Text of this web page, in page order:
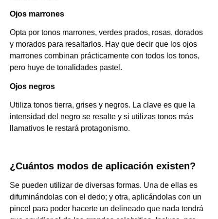
Ojos marrones
Opta por tonos marrones, verdes prados, rosas, dorados
y morados para resaltarlos. Hay que decir que los ojos
marrones combinan prácticamente con todos los tonos,
pero huye de tonalidades pastel.
Ojos negros
Utiliza tonos tierra, grises y negros. La clave es que la
intensidad del negro se resalte y si utilizas tonos más
llamativos le restará protagonismo.
¿Cuántos modos de aplicación existen?
Se pueden utilizar de diversas formas. Una de ellas es
difuminándolas con el dedo; y otra, aplicándolas con un
pincel para poder hacerte un delineado que nada tendrá